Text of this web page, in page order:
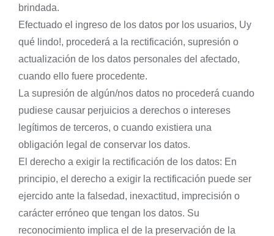
brindada.
Efectuado el ingreso de los datos por los usuarios, Uy
qué lindo!, procederá a la rectificación, supresión o
actualización de los datos personales del afectado,
cuando ello fuere procedente.
La supresión de algún/nos datos no procederá cuando
pudiese causar perjuicios a derechos o intereses
legítimos de terceros, o cuando existiera una
obligación legal de conservar los datos.
El derecho a exigir la rectificación de los datos: En
principio, el derecho a exigir la rectificación puede ser
ejercido ante la falsedad, inexactitud, imprecisión o
carácter erróneo que tengan los datos. Su
reconocimiento implica el de la preservación de la